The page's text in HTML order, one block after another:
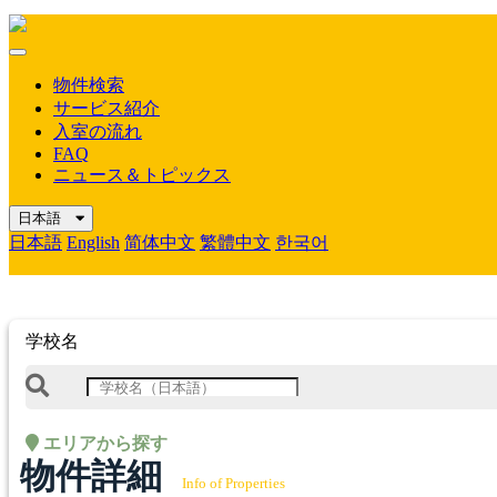
Mobile
物件検索
サービス紹介
入室の流れ
FAQ
ニュース＆トピックス
日本語
日本語 English 简体中文 繁體中文 한국어
学校名
エリアから探す
物件詳細 Info of Properties